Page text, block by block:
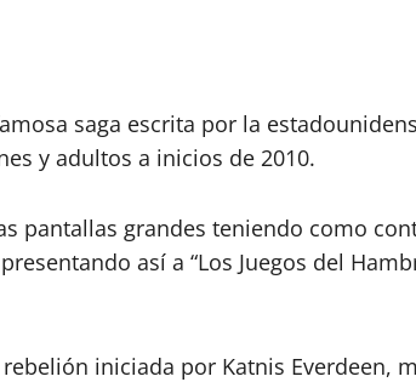
saga escrita por la
y adultos a inicios de 2010.
pantallas grandes teniendo como
así a “Los Juegos del
iniciada por Katnis Everdeen,